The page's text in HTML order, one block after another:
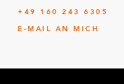
+49 160 243 6305
E-MAIL AN MICH